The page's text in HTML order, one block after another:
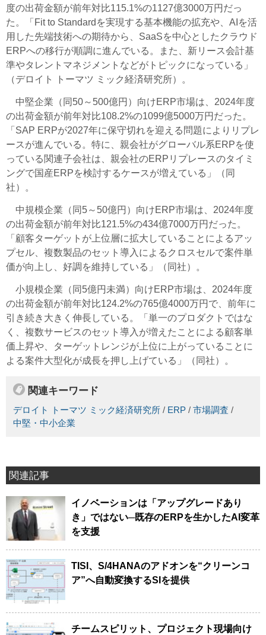
度の出荷金額が前年対比115.1%の1127億3000万円だっ
た。「Fit to Standardを実現する基本機能の拡充や、AIを活
用した先端技術への期待から、SaaSを中心としたクラウド
ERPへの移行が順調に進んでいる。また、新リース会計基
準やタレントマネジメントなどがトピックになっている」
（デロイト トーマツ ミック経済研究所）。
中堅企業（同50～500億円）向けERP市場は、2024年度
の出荷金額が前年対比108.2%の1099億5000万円だった。
「SAP ERPが2027年に保守切れを迎える問題によりリプレ
ースが進んでいる。特に、親会社がグローバル系ERPを使
っている関連子会社は、親会社のERPリプレースのタイミ
ングで国産ERPを検討するケースが増えている」（同
社）。
中規模企業（同5～50億円）向けERP市場は、2024年度
の出荷金額が前年対比121.5%の434億7000万円だった。
「顧客ターゲットが上位層に拡大していることによるアッ
プセル、複数製品のセット導入によるクロスセルで案件単
価が向上し、好調を維持している」（同社）。
小規模企業（同5億円未満）向けERP市場は、2024年度
の出荷金額が前年対比124.2%の765億4000万円で、前年に
引き続き大きく伸長している。「単一のプロダクトではな
く、複数サービスのセット導入が増えたことによる顧客単
価上昇や、ターゲットレンジが上位に上がっていることに
よる案件大型化が成長を押し上げている」（同社）。
関連キーワード
デロイト トーマツ ミック経済研究所 / ERP / 市場調査 /
中堅・中小企業
関連記事
イノベーションは「アップグレードあり
き」ではない─既存のERPを生かしたAI変革
を支援
TISI、S/4HANAのアドオンを“クリーンコ
ア”へ自動変換するSIを提供
チームスピリット、プロジェクト現場向け